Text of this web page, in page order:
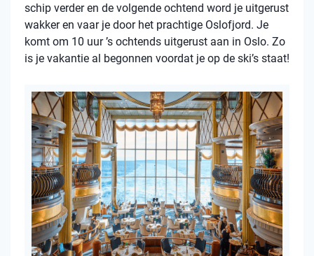
schip verder en de volgende ochtend word je uitgerust
wakker en vaar je door het prachtige Oslofjord. Je
komt om 10 uur ’s ochtends uitgerust aan in Oslo. Zo
is je vakantie al begonnen voordat je op de ski’s staat!